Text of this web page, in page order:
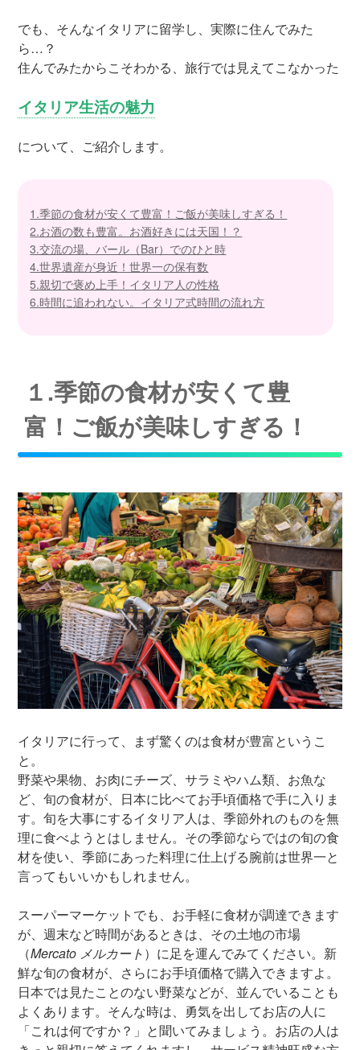
でも、そんなイタリアに留学し、実際に住んでみた
ら…？
住んでみたからこそわかる、旅行では見えてこなかった
イタリア生活の魅力
について、ご紹介します。
1.季節の食材が安くて豊富！ご飯が美味しすぎる！
2.お酒の数も豊富。お酒好きには天国！？
3.交流の場、バール（Bar）でのひと時
4.世界遺産が身近！世界一の保有数
5.親切で褒め上手！イタリア人の性格
6.時間に追われない。イタリア式時間の流れ方
１.季節の食材が安くて豊
富！ご飯が美味しすぎる！
イタリアに行って、まず驚くのは食材が豊富というこ
と。
野菜や果物、お肉にチーズ、サラミやハム類、お魚な
ど、旬の食材が、日本に比べてお手頃価格で手に入りま
す。旬を大事にするイタリア人は、季節外れのものを無
理に食べようとはしません。その季節ならではの旬の食
材を使い、季節にあった料理に仕上げる腕前は世界一と
言ってもいいかもしれません。
スーパーマーケットでも、お手軽に食材が調達できます
が、週末など時間があるときは、その土地の市場
（Mercato メルカート ）に足を運んでみてください。新
鮮な旬の食材が、さらにお手頃価格で購入できますよ。
日本では見たことのない野菜などが、並んでいることも
よくあります。そんな時は、勇気を出してお店の人に
「これは何ですか？」と聞いてみましょう。お店の人は